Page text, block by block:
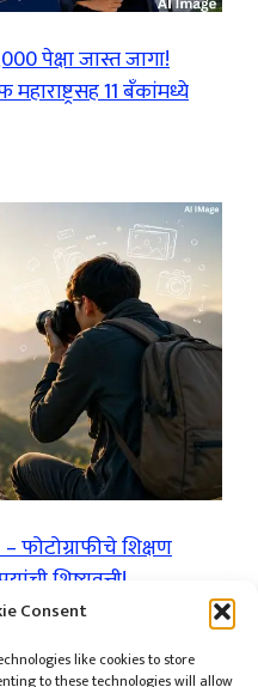
Consent
like cookies to store
to these technologies will allow
पेक्षा जास्त जागा!
11 बँकांमध्ये
शिक्षण
शिष्यवृत्ती!